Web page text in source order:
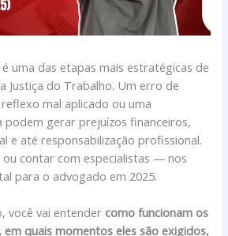
uma das etapas mais estratégicas de
Justiça do Trabalho. Um erro de
mal aplicado ou uma
podem gerar prejuízos financeiros,
e até responsabilização profissional.
contar com especialistas — nos
para o advogado em 2025.
você vai entender como funcionam os
em quais momentos eles são exigidos,